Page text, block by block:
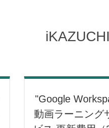
"Google
動画ラーニング